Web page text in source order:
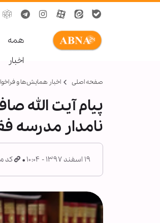
همه
اخبار
صفحه اصلی اخبار همايش‌ها و
پیام آیت الله
نامدار مدرسه
۱۹ اسفند ۱۳۹۷ - ۱۰:۰۴ کد